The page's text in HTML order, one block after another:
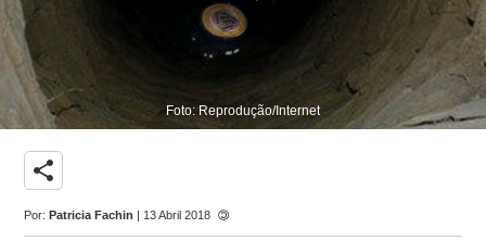
Foto: Reprodução/Internet
share
Por:Patricia Fachin | 13 Abril 2018